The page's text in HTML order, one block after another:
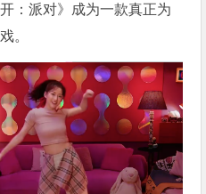
：派对》成为一款真正为
。